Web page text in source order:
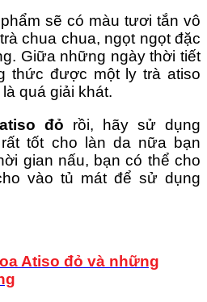
sẽ có màu tươi tắn vô
chua chua, ngọt ngọt đặc
Giữa những ngày thời tiết
thức được một ly trà atiso
quá giải khát.
đỏ rồi, hãy sử dụng
tốt cho làn da nữa bạn
gian nấu, bạn có thể cho
vào tủ mát để sử dụng
Atiso đỏ và những